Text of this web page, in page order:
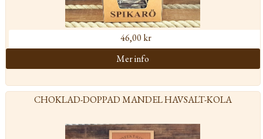
46,00 kr
CHOKLAD-DOPPAD MANDEL HAVSALT-KOLA